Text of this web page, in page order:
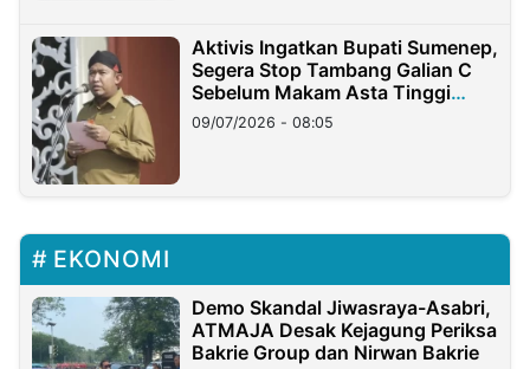
Aktivis Ingatkan Bupati Sumenep,
Segera Stop Tambang Galian C
Sebelum Makam Asta Tinggi
Longsor
09/07/2026 - 08:05
EKONOMI
Demo Skandal Jiwasraya-Asabri,
ATMAJA Desak Kejagung Periksa
Bakrie Group dan Nirwan Bakrie